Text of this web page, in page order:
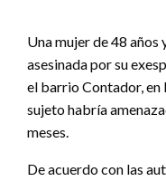
Una mujer de 48
asesinada por su
el barrio Contador, en
sujeto habría
meses.
De acuerdo con las